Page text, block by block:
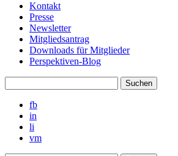
Kontakt
Presse
Newsletter
Mitgliedsantrag
Downloads für Mitglieder
Perspektiven-Blog
fb
in
li
vm